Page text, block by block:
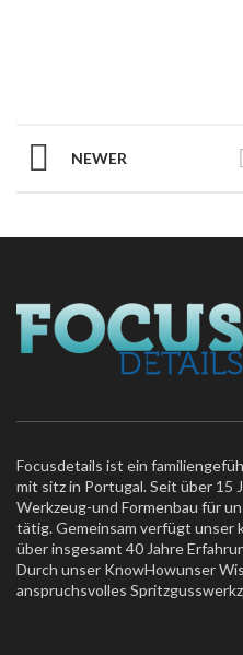
NEWER
Focusdetails ist ein
mit sitz in Portugal. Seit über 15
Werkzeug-und Formenbau für
tätig. Gemeinsam verfügt unser
über insgesamt 40 Jahre
Durch unser KnowHowunser
anspruchsvolles